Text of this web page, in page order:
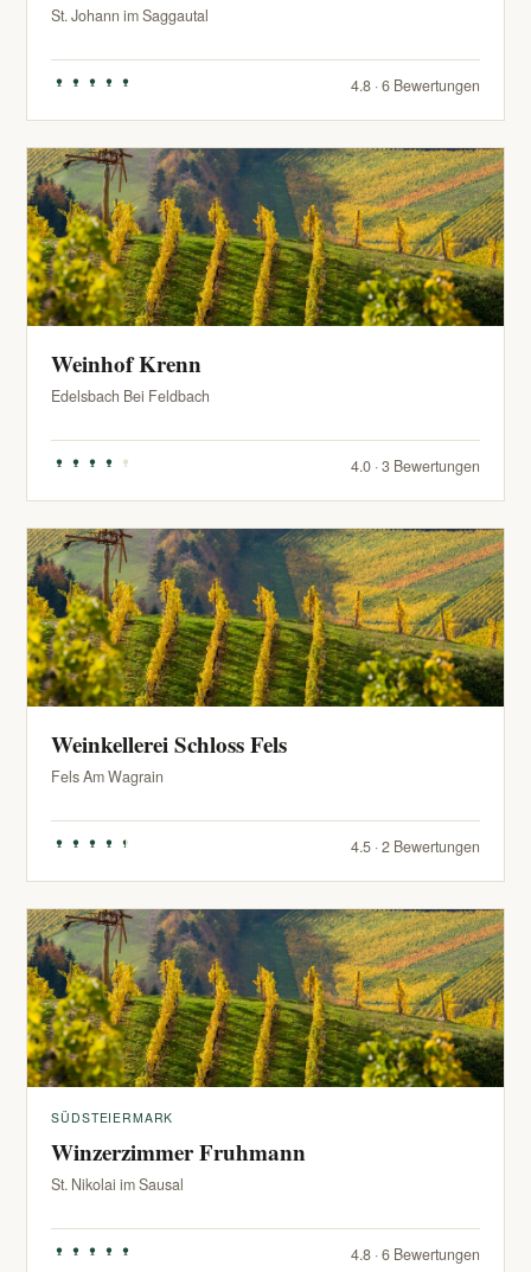
St. Johann im Saggautal
4.8 · 6 Bewertungen
Weinhof Krenn
Edelsbach Bei Feldbach
4.0 · 3 Bewertungen
Weinkellerei Schloss Fels
Fels Am Wagrain
4.5 · 2 Bewertungen
SÜDSTEIERMARK
Winzerzimmer Fruhmann
St. Nikolai im Sausal
4.8 · 6 Bewertungen